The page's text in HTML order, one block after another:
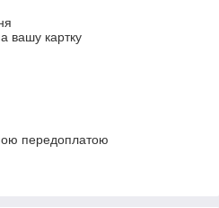
вашу картку
передоплатою